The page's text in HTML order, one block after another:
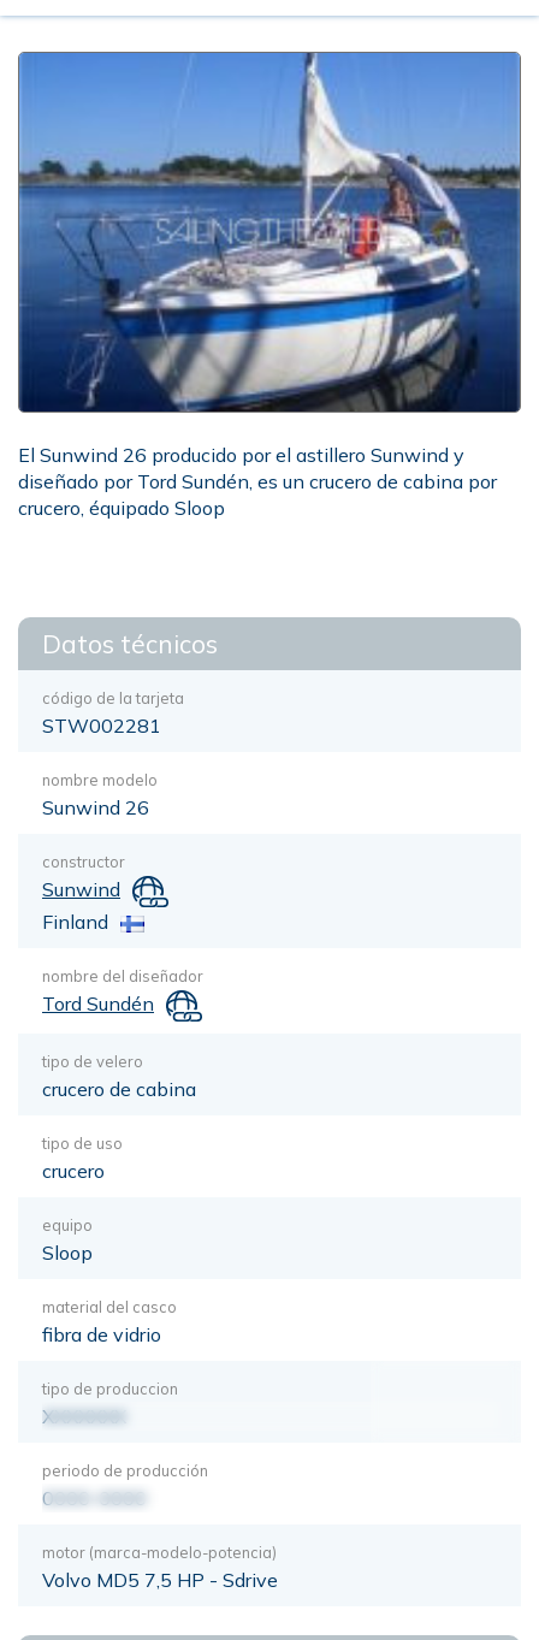
El Sunwind 26 producido por el astillero Sunwind y
diseñado por Tord Sundén, es un crucero de cabina por
crucero, équipado Sloop
Datos técnicos
código de la tarjeta
STW002281
nombre modelo
Sunwind 26
constructor
Sunwind
Finland
nombre del diseñador
Tord Sundén
tipo de velero
crucero de cabina
tipo de uso
crucero
equipo
Sloop
material del casco
fibra de vidrio
tipo de produccion
XXXXXXX
periodo de producción
0000-0000
motor (marca-modelo-potencia)
Volvo MD5 7,5 HP - Sdrive